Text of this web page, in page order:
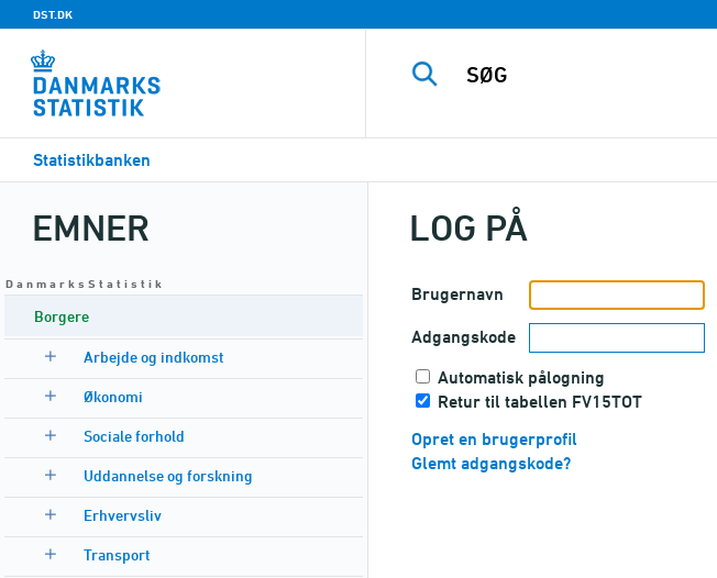
DST.DK
Statistikbanken
EMNER
D a n m a r k s S t a t i s t i k
Borgere
Arbejde og indkomst
Økonomi
Sociale forhold
Uddannelse og forskning
Erhvervsliv
Transport
LOG PÅ
Brugernavn
Adgangskode
Automatisk pålogning
Retur til tabellen FV15TOT
Opret en brugerprofil
Glemt adgangskode?